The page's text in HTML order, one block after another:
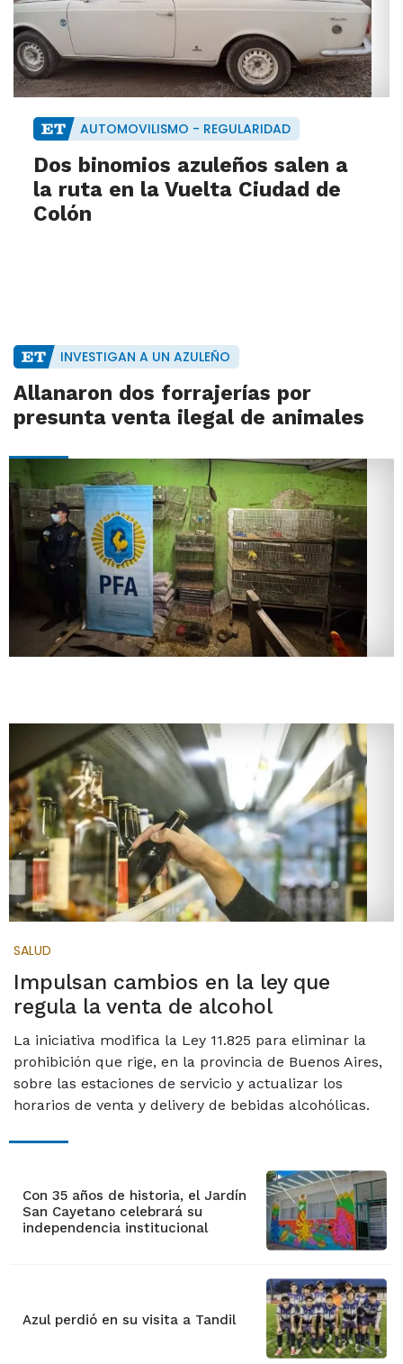
AUTOMOVILISMO - REGULARIDAD
Dos binomios azuleños salen a
la ruta en la Vuelta Ciudad de
Colón
INVESTIGAN A UN AZULEÑO
Allanaron dos forrajerías por
presunta venta ilegal de animales
SALUD
Impulsan cambios en la ley que
regula la venta de alcohol
La iniciativa modifica la Ley 11.825 para eliminar la
prohibición que rige, en la provincia de Buenos Aires,
sobre las estaciones de servicio y actualizar los
horarios de venta y delivery de bebidas alcohólicas.
Con 35 años de historia, el Jardín
San Cayetano celebrará su
independencia institucional
Azul perdió en su visita a Tandil